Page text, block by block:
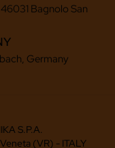
Bagnolo San
Germany
S.P.A.
(VR) - ITALY